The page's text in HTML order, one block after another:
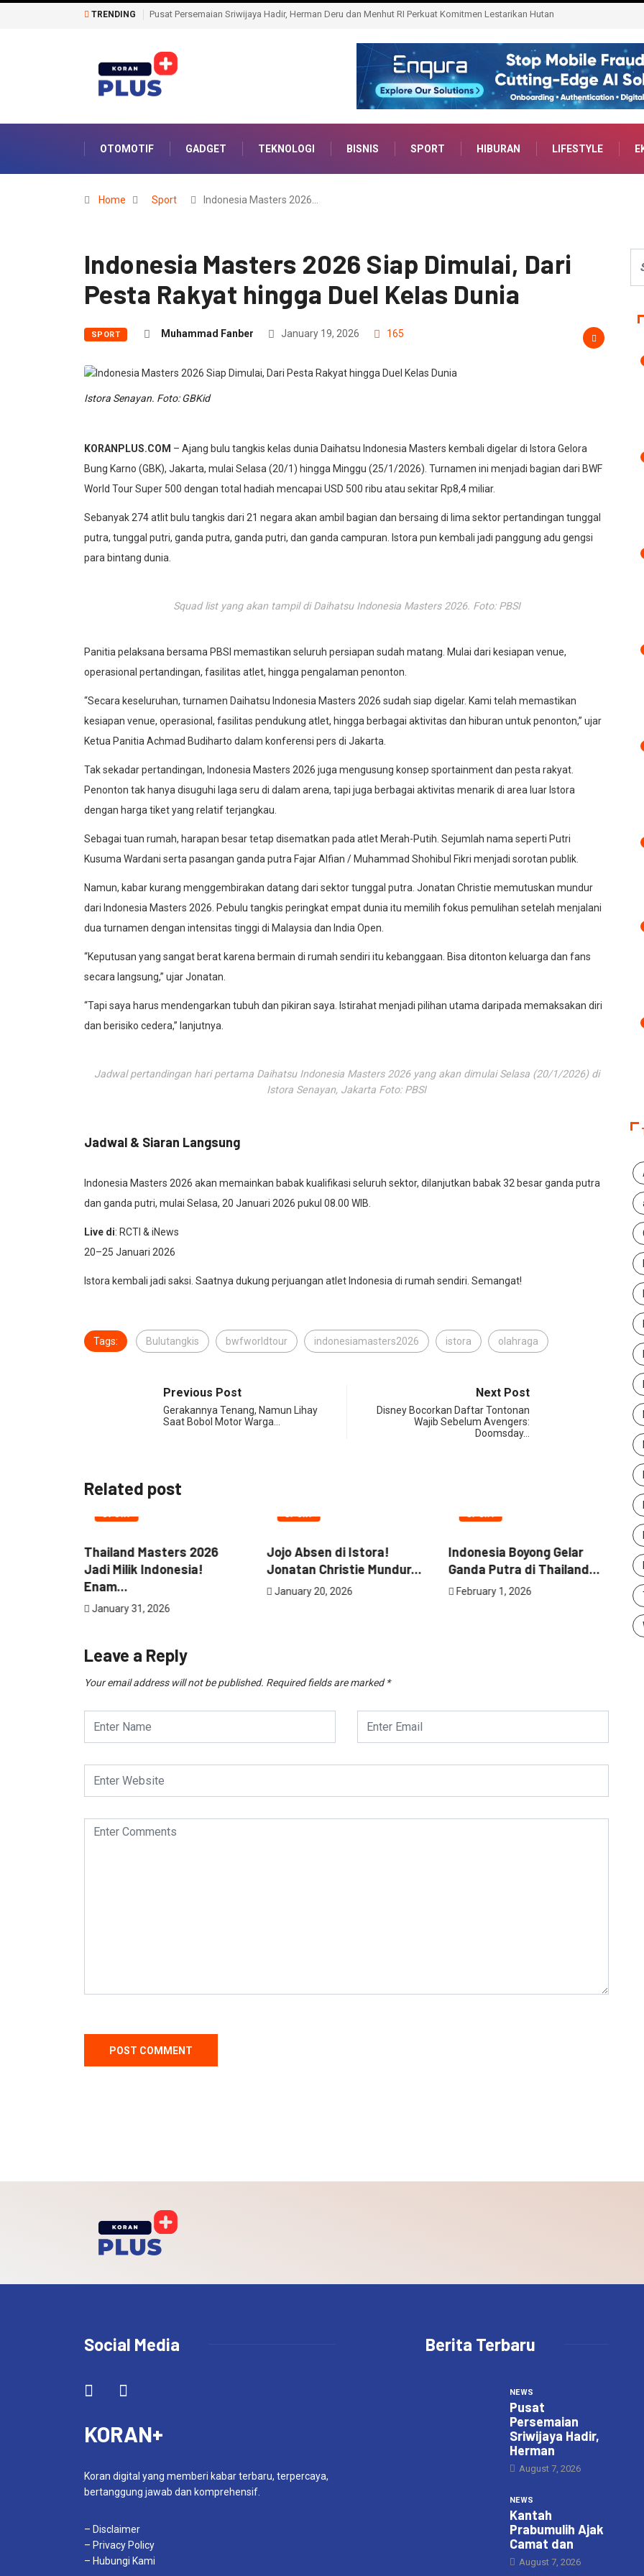
TRENDING Kantah Prabumulih Ajak Camat dan Lurah Wujudkan Tertib Administrasi Pertanahan
OTOMOTIF GADGET TEKNOLOGI BISNIS SPORT HIBURAN LIFESTYLE
Home Sport Indonesia Masters 2026…
Indonesia Masters 2026 Siap Dimulai, Dari
Pesta Rakyat hingga Duel Kelas Dunia
SPORT Muhammad Fanber January 19, 2026 165
Istora Senayan. Foto: GBKid
KORANPLUS.COM – Ajang bulu tangkis kelas dunia Daihatsu Indonesia Masters kembali digelar di Istora Gelora
Bung Karno (GBK), Jakarta, mulai Selasa (20/1) hingga Minggu (25/1/2026). Turnamen ini menjadi bagian dari BWF
World Tour Super 500 dengan total hadiah mencapai USD 500 ribu atau sekitar Rp8,4 miliar.
Sebanyak 274 atlit bulu tangkis dari 21 negara akan ambil bagian dan bersaing di lima sektor pertandingan tunggal
putra, tunggal putri, ganda putra, ganda putri, dan ganda campuran. Istora pun kembali jadi panggung adu gengsi
para bintang dunia.
Squad list yang akan tampil di Daihatsu Indonesia Masters 2026. Foto: PBSI
Panitia pelaksana bersama PBSI memastikan seluruh persiapan sudah matang. Mulai dari kesiapan venue,
operasional pertandingan, fasilitas atlet, hingga pengalaman penonton.
“Secara keseluruhan, turnamen Daihatsu Indonesia Masters 2026 sudah siap digelar. Kami telah memastikan
kesiapan venue, operasional, fasilitas pendukung atlet, hingga berbagai aktivitas dan hiburan untuk penonton,” ujar
Ketua Panitia Achmad Budiharto dalam konferensi pers di Jakarta.
Tak sekadar pertandingan, Indonesia Masters 2026 juga mengusung konsep sportainment dan pesta rakyat.
Penonton tak hanya disuguhi laga seru di dalam arena, tapi juga berbagai aktivitas menarik di area luar Istora
dengan harga tiket yang relatif terjangkau.
Sebagai tuan rumah, harapan besar tetap disematkan pada atlet Merah-Putih. Sejumlah nama seperti Putri
Kusuma Wardani serta pasangan ganda putra Fajar Alfian / Muhammad Shohibul Fikri menjadi sorotan publik.
Namun, kabar kurang menggembirakan datang dari sektor tunggal putra. Jonatan Christie memutuskan mundur
dari Indonesia Masters 2026. Pebulu tangkis peringkat empat dunia itu memilih fokus pemulihan setelah menjalani
dua turnamen dengan intensitas tinggi di Malaysia dan India Open.
“Keputusan yang sangat berat karena bermain di rumah sendiri itu kebanggaan. Bisa ditonton keluarga dan fans
secara langsung,” ujar Jonatan.
“Tapi saya harus mendengarkan tubuh dan pikiran saya. Istirahat menjadi pilihan utama daripada memaksakan diri
dan berisiko cedera,” lanjutnya.
Jadwal pertandingan hari pertama Daihatsu Indonesia Masters 2026 yang akan dimulai Selasa (20/1/2026) di
Istora Senayan, Jakarta Foto: PBSI
Jadwal & Siaran Langsung
Indonesia Masters 2026 akan memainkan babak kualifikasi seluruh sektor, dilanjutkan babak 32 besar ganda putra
dan ganda putri, mulai Selasa, 20 Januari 2026 pukul 08.00 WIB.
Live di: RCTI & iNews
20–25 Januari 2026
Istora kembali jadi saksi. Saatnya dukung perjuangan atlet Indonesia di rumah sendiri. Semangat!
Tags: Bulutangkis bwfworldtour indonesiamasters2026 istora olahraga
Previous Post
Gerakannya Tenang, Namun Lihay
Saat Bobol Motor Warga…
Next Post
Disney Bocorkan Daftar Tontonan
Wajib Sebelum Avengers:
Doomsday…
Related post
SPORT
Jojo Absen di Istora!
Jonatan Christie Mundur...
January 20, 2026
SPORT
Indonesia Boyong Gelar
Ganda Putra di Thailand...
February 1, 2026
SPORT
Thailand Masters 2026
Jadi Milik Indonesia!
Enam...
Leave a Reply
Your email address will not be published. Required fields are marked*
Social Media
KORAN+
Koran digital yang memberi kabar terbaru, terpercaya,
bertanggung jawab dan komprehensif.
– Disclaimer
– Privacy Policy
– Hubungi Kami
Berita Terbaru
NEWS
Pusat
Persemaian
Sriwijaya Hadir,
Herman
August 7, 2026
NEWS
Kantah
Prabumulih Ajak
Camat dan
August 7, 2026